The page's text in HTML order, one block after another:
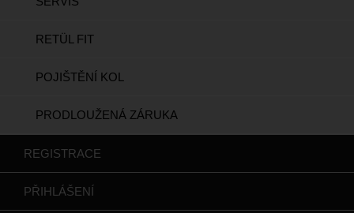
RETÜL FIT
POJIŠTĚNÍ KOL
PRODLOUŽENÁ ZÁRUKA
REGISTRACE
PŘIHLÁŠENÍ